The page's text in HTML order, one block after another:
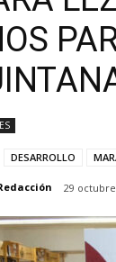
DESARROLLO
29